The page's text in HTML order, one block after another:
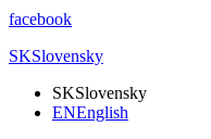
facebook
SKSlovensky
SKSlovensky
ENEnglish